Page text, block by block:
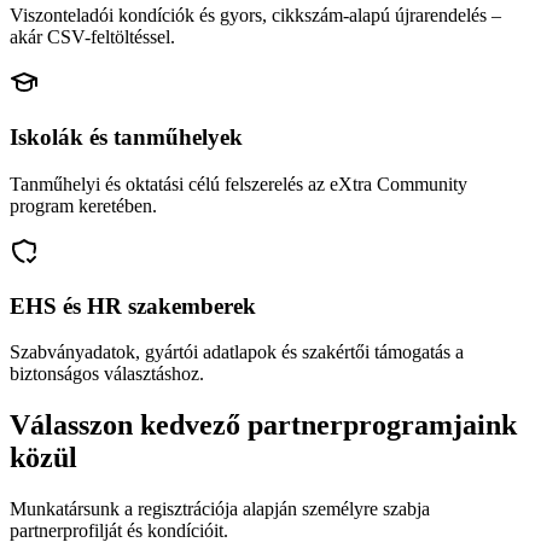
Viszonteladói kondíciók és gyors, cikkszám-alapú újrarendelés –
akár CSV-feltöltéssel.
Iskolák és tanműhelyek
Tanműhelyi és oktatási célú felszerelés az eXtra Community
program keretében.
EHS és HR szakemberek
Szabványadatok, gyártói adatlapok és szakértői támogatás a
biztonságos választáshoz.
Válasszon kedvező partnerprogramjaink
közül
Munkatársunk a regisztrációja alapján személyre szabja
partnerprofilját és kondícióit.